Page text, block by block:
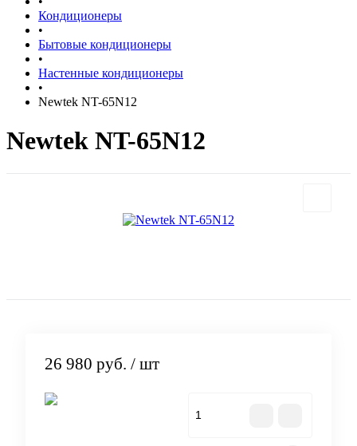
Кондиционеры
•
Бытовые кондиционеры
•
Настенные кондиционеры
•
Newtek NT-65N12
Newtek NT-65N12
26 980 руб. / шт